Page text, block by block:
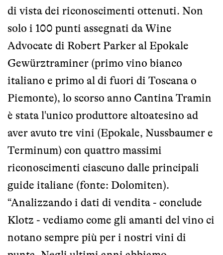
di vista dei riconoscimenti ottenuti. Non
solo i 100 punti assegnati da Wine
Advocate di Robert Parker al Epokale
Gewürztraminer (primo vino bianco
italiano e primo al di fuori di Toscana o
Piemonte), lo scorso anno Cantina Tramin
è stata l'unico produttore altoatesino ad
aver avuto tre vini (Epokale, Nussbaumer e
Terminum) con quattro massimi
riconoscimenti ciascuno dalle principali
guide italiane (fonte: Dolomiten).
“Analizzando i dati di vendita - conclude
Klotz - vediamo come gli amanti del vino ci
notano sempre più per i nostri vini di